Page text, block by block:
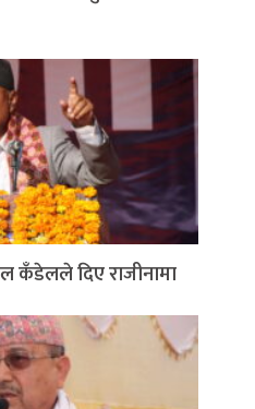
कँडेलले दिए राजीनामा